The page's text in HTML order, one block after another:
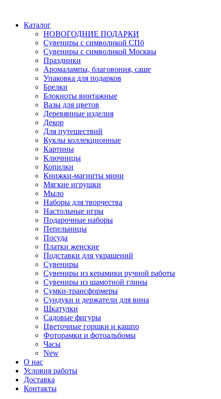
Каталог
НОВОГОДНИЕ ПОДАРКИ
Сувениры с символикой СПб
Сувениры с символикой Москвы
Праздники
Аромалампы, благовония, саше
Упаковка для подарков
Брелки
Блокноты винтажные
Вазы для цветов
Деревянные изделия
Декор
Для путешествий
Куклы коллекционные
Картины
Ключницы
Копилки
Книжки-магниты мини
Мягкие игрушки
Мыло
Наборы для творчества
Настольные игры
Подарочные наборы
Пепельницы
Посуда
Платки женские
Подставки для украшений
Сувениры
Сувениры из керамики ручной работы
Сувениры из шамотной глины
Сумки-трансформеры
Сундуки и держатели для вина
Шкатулки
Садовые фигуры
Цветочные горшки и кашпо
Фоторамки и фотоальбомы
Часы
New
О нас
Условия работы
Доставка
Контакты